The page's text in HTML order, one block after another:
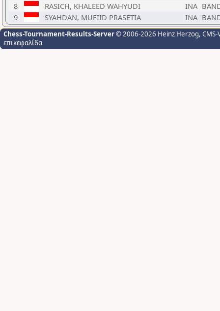
8
RASICH, KHALEED WAHYUDI INA
9
SYAHDAN, MUFIID PRASETIA INA
Chess-Tournament-Results-Server© 2006-2026 Heinz Herzog,
επικεφαλίδα